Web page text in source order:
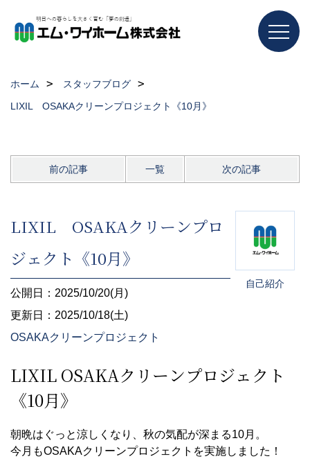
ホーム
スタッフブログ
LIXIL OSAKAクリーンプロジェクト《10月》
前の記事 一覧 次の記事
自己紹介
LIXIL OSAKAクリーンプロ
ジェクト《10月》
公開日：2025/10/20(月)
更新日：2025/10/18(土)
OSAKAクリーンプロジェクト
LIXIL OSAKAクリーンプロジェクト
《10月》
朝晩はぐっと涼しくなり、秋の気配が深まる10月。
今月もOSAKAクリーンプロジェクトを実施しました！